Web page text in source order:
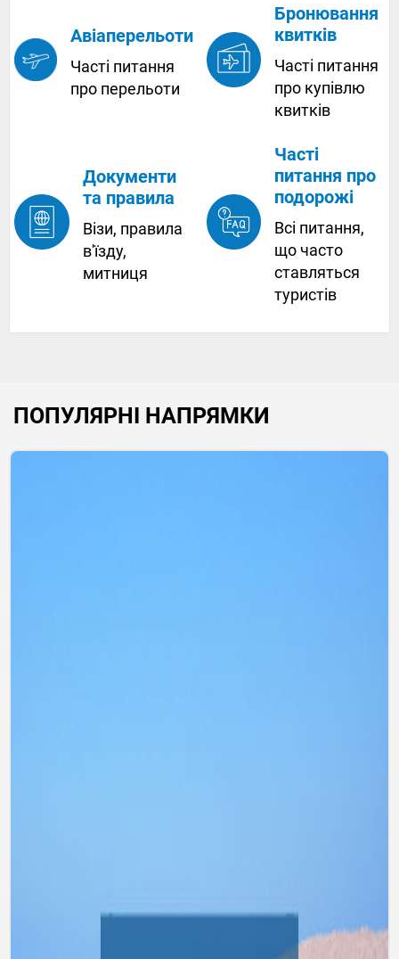
Авіаперельоти
Часті питання
про перельоти
Бронювання
квитків
Часті питання
про купівлю
квитків
Документи
та правила
Візи, правила
в'їзду,
митниця
Часті
питання про
подорожі
Всі питання,
що часто
ставляться
туристів
ПОПУЛЯРНІ НАПРЯМКИ